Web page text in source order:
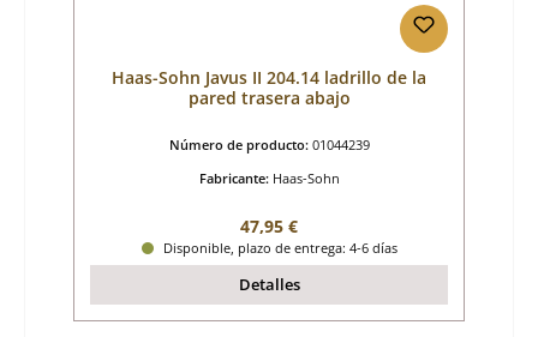
Haas-Sohn Javus II 204.14 ladrillo de la
pared trasera abajo
Número de producto: 01044239
Fabricante: Haas-Sohn
Precio normal:
47,95 €
Disponible, plazo de entrega: 4-6 días
Detalles